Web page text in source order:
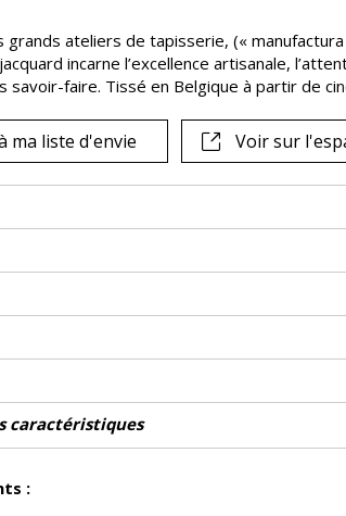
Vert
Violet
grands ateliers de tapisserie, («
incarne l’excellence artisanale,
savoir-faire. Tissé en Belgique à partir de
couleurs : taupe, pierre bleue, orange brûlée.
ma liste d'envie Voir sur
caractéristiques
: